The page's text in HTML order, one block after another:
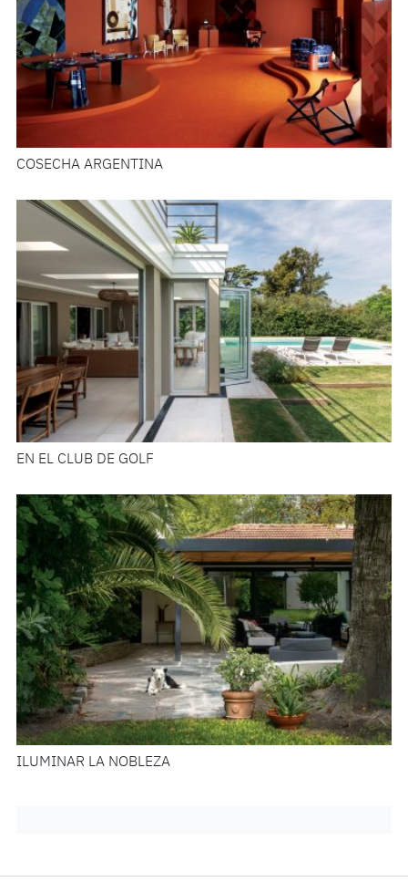
COSECHA ARGENTINA
EN EL CLUB DE GOLF
ILUMINAR LA NOBLEZA